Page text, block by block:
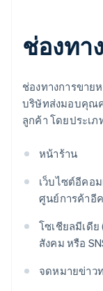
ช่องทา
ช่องทางการขาย
บริษัทส่งมอบคุณ
ลูกค้า โดยประเ
หน้าร้าน
เว็บไซต์อีคอ
ศูนย์การค้าอี
โซเชียลมีเดี
สังคม หรือ
จดหมายข่าว